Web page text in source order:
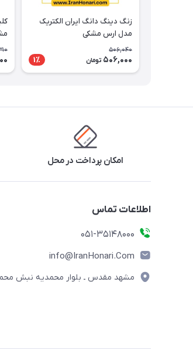
زنگ دینگ دانگ ایران الکتریک
مدل ارس مشکی
506,040
506,000 تومان 1٪
امکان پرداخت در محل
اطلاعات تماس
۰۵۱-۳۵۱۴۸۰۰۰
info@IranHonari.Com
مشهد مقدس ـ بلوار محمدیه نبش